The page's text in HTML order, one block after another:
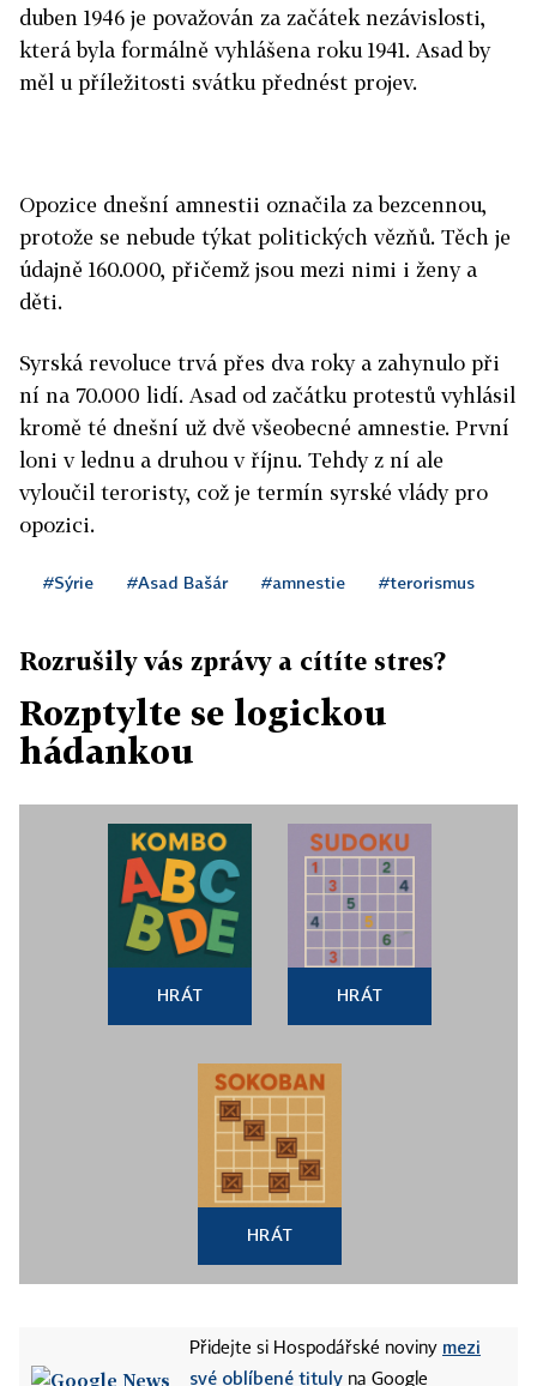
duben 1946 je považován za začátek nezávislosti,
která byla formálně vyhlášena roku 1941. Asad by
měl u příležitosti svátku přednést projev.
Opozice dnešní amnestii označila za bezcennou,
protože se nebude týkat politických vězňů. Těch je
údajně 160.000, přičemž jsou mezi nimi i ženy a
děti.
Syrská revoluce trvá přes dva roky a zahynulo při
ní na 70.000 lidí. Asad od začátku protestů vyhlásil
kromě té dnešní už dvě všeobecné amnestie. První
loni v lednu a druhou v říjnu. Tehdy z ní ale
vyloučil teroristy, což je termín syrské vlády pro
opozici.
#Sýrie #Asad Bašár #amnestie #terorismus
Rozrušily vás zprávy a cítíte stres?
Rozptylte se logickou
hádankou
HRÁT HRÁT
HRÁT
Přidejte si Hospodářské noviny mezi
své oblíbené tituly na Google